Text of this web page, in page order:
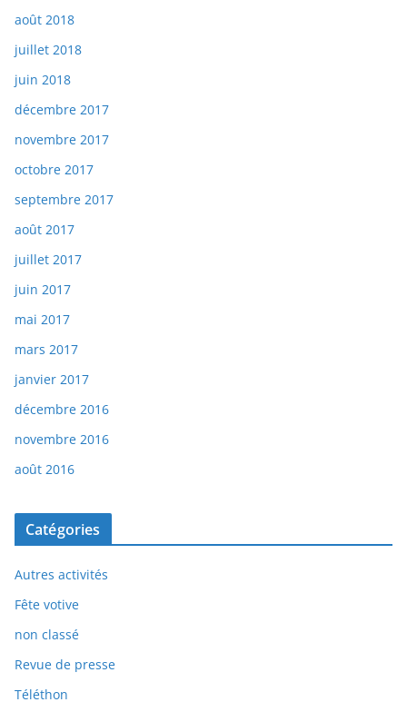
août 2018
juillet 2018
juin 2018
décembre 2017
novembre 2017
octobre 2017
septembre 2017
août 2017
juillet 2017
juin 2017
mai 2017
mars 2017
janvier 2017
décembre 2016
novembre 2016
août 2016
Catégories
Autres activités
Fête votive
non classé
Revue de presse
Téléthon